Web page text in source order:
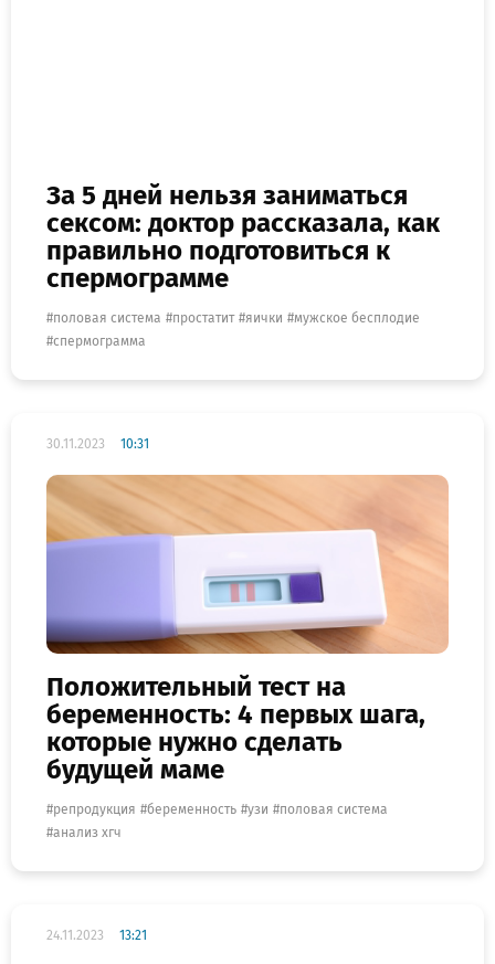
За 5 дней нельзя заниматься
сексом: доктор рассказала, как
правильно подготовиться к
спермограмме
половая система простатит яички
мужское бесплодие
спермограмма
30.11.2023 10:31
Положительный тест на
беременность: 4 первых шага,
которые нужно сделать
будущей маме
репродукция беременность узи
половая система
анализ хгч
24.11.2023 13:21